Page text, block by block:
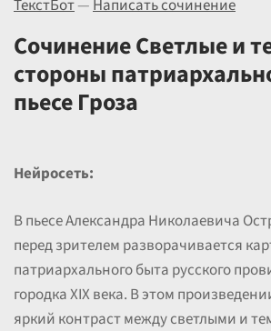
Выбрать режим
Цены
ТекстБот—Написать сочинение
Сочинение Светлые и
стороны
пьесе Гроза
Нейросеть:
В пьесе Александра Николаевича
перед зрителем разворачивается
патриархального быта русского
городка XIX века. В этом
яркий контраст между светлыми и